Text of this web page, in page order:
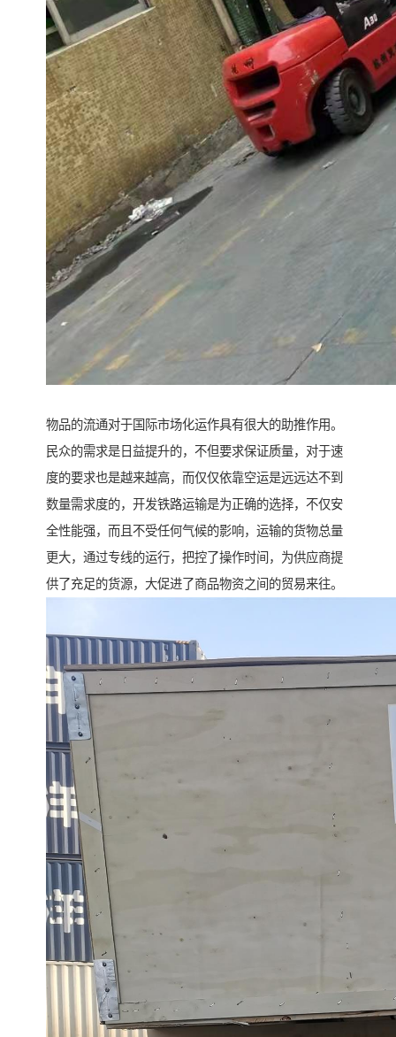
物品的流通对于国际市场化运作具有很大的助推作用。
民众的需求是日益提升的，不但要求保证质量，对于速
度的要求也是越来越高，而仅仅依靠空运是远远达不到
数量需求度的，开发铁路运输是为正确的选择，不仅安
全性能强，而且不受任何气候的影响，运输的货物总量
更大，通过专线的运行，把控了操作时间，为供应商提
供了充足的货源，大促进了商品物资之间的贸易来往。